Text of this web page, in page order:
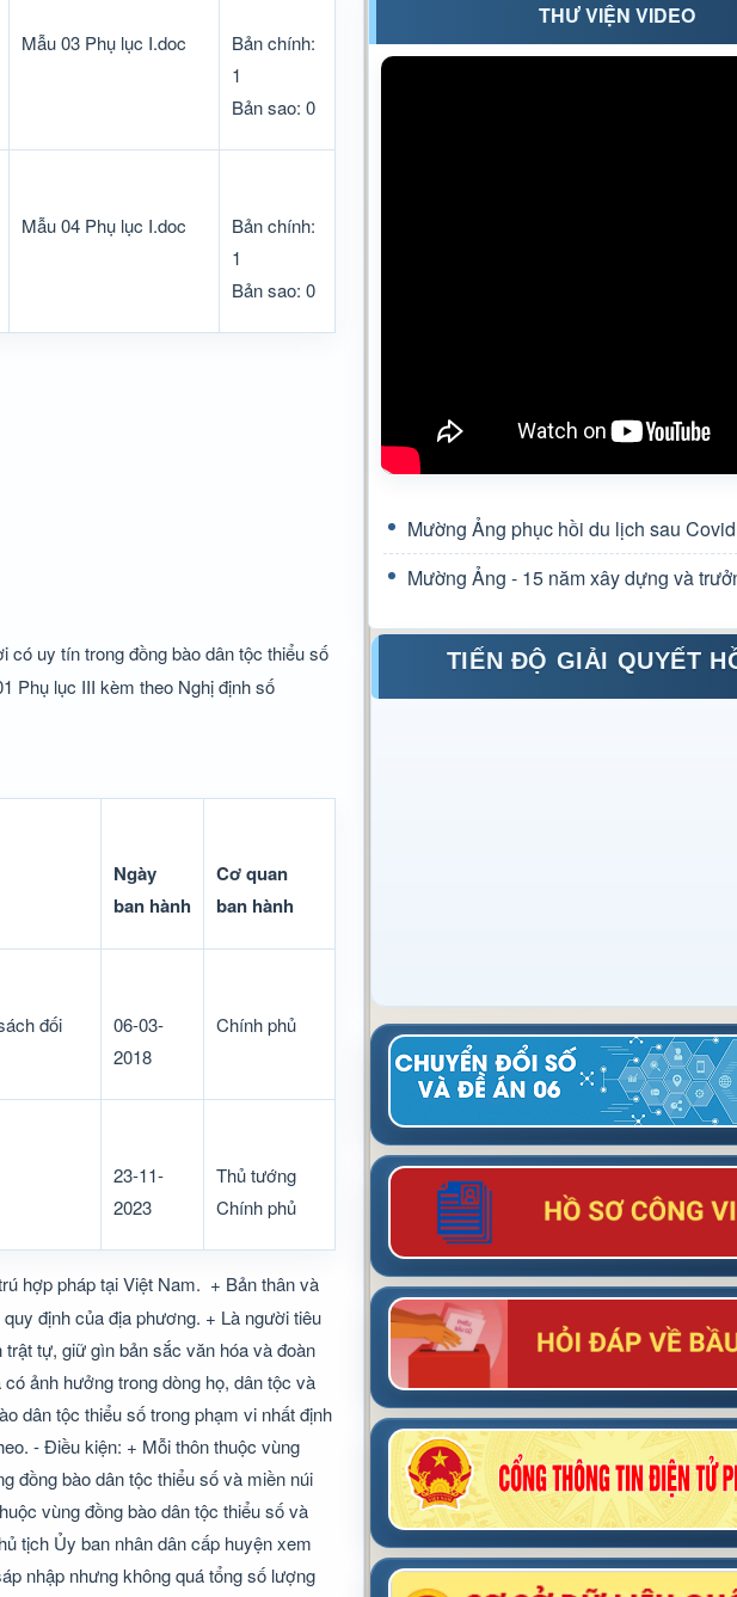
Mẫu 03 Phụ lục I.doc
Bản chính:
1
Bản sao: 0
Mẫu 04 Phụ lục I.doc
Bản chính:
1
Bản sao: 0
có uy tín trong đồng bào dân tộc thiểu số
Phụ lục III kèm theo Nghị định số
Ngày
ban hành
Cơ quan
ban hành
đối
06-03-
2018
Chính phủ
23-11-
2023
Thủ tướng
Chính phủ
hợp pháp tại Việt Nam. + Bản thân và
định của địa phương. + Là người tiêu
tự, giữ gìn bản sắc văn hóa và đoàn
ảnh hưởng trong dòng họ, dân tộc và
dân tộc thiểu số trong phạm vi nhất định
- Điều kiện: + Mỗi thôn thuộc vùng
đồng bào dân tộc thiểu số và miền núi
vùng đồng bào dân tộc thiểu số và
tịch Ủy ban nhân dân cấp huyện xem
nhập nhưng không quá tổng số lượng
THƯ VIỆN VIDEO
Mường Ảng phục hồi du lịch sau
Mường Ảng - 15 năm xây dựng và
TIẾN ĐỘ GIẢI QUYẾT